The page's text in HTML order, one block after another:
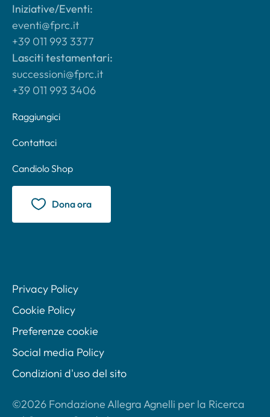
Iniziative/Eventi:
eventi@fprc.it
+39 011 993 3377
Lasciti testamentari:
successioni@fprc.it
+39 011 993 3406
Raggiungici
Contattaci
Candiolo Shop
Dona ora
©2026 Fondazione Allegra Agnelli per la Ricerca
Privacy Policy
Cookie Policy
Preferenze cookie
Social media Policy
Condizioni d'uso del sito